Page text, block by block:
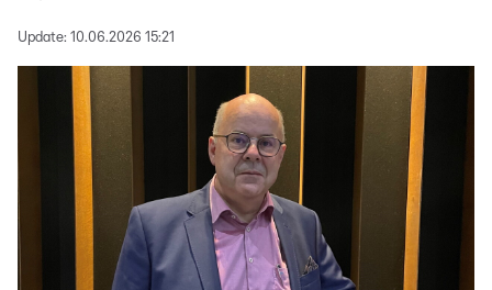
Update: 10.06.2026 15:21